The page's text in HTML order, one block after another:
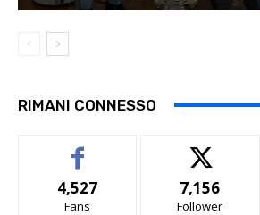
RIMANI CONNESSO
4,527
Fans
7,156
Follower